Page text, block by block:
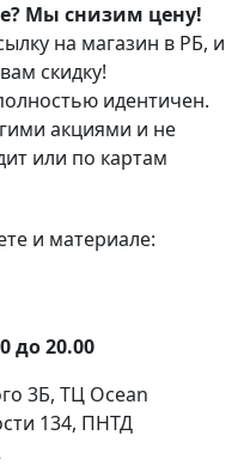
Мы снизим цену!
на магазин в РБ, и
скидку!
идентичен.
акциями и не
или по картам
и материале:
до 20.00
3Б, ТЦ Ocean
134, ПНТД